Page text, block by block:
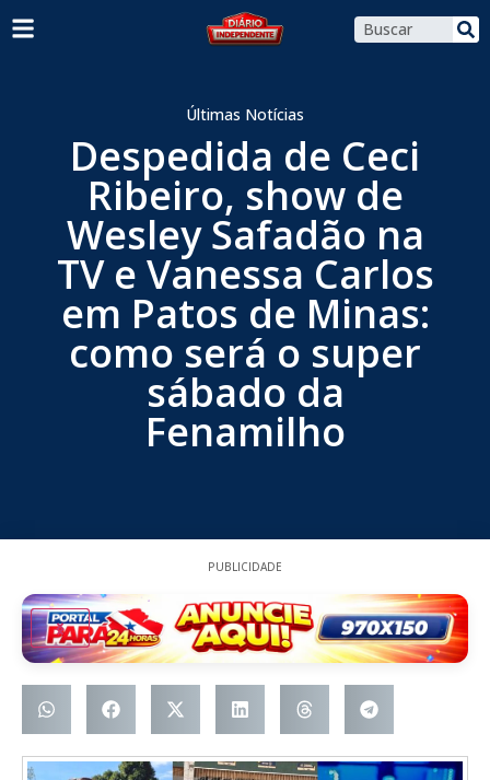
Últimas Notícias
Despedida de Ceci
Ribeiro, show de
Wesley Safadão na
TV e Vanessa Carlos
em Patos de Minas:
como será o super
sábado da
Fenamilho
PUBLICIDADE